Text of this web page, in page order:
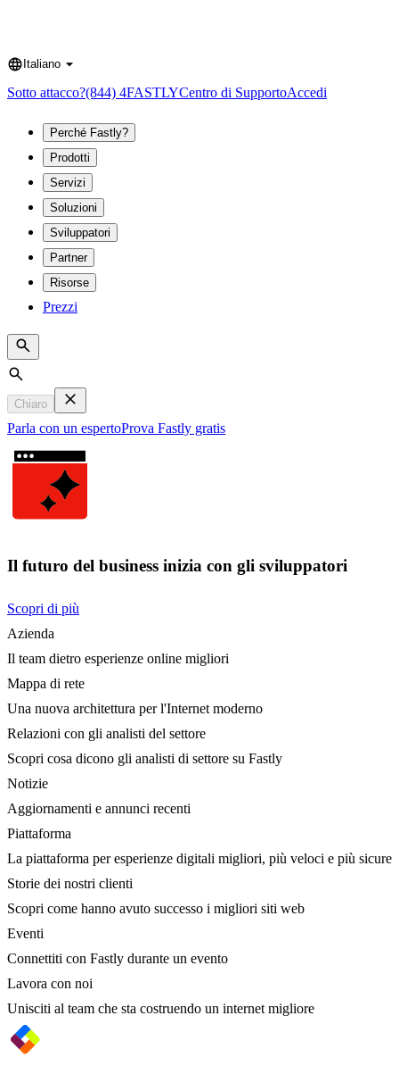
Language
Italiano
Sotto attacco?(844) 4FASTLYCentro di SupportoAccedi
Perché Fastly?
Prodotti
Servizi
Soluzioni
Sviluppatori
Partner
Risorse
Prezzi
Search
Chiaro
Parla con un espertoProva Fastly gratis
Il futuro del business inizia con gli sviluppatori
Scopri di più
Azienda
Il team dietro esperienze online migliori
Mappa di rete
Una nuova architettura per l'Internet moderno
Relazioni con gli analisti del settore
Scopri cosa dicono gli analisti di settore su Fastly
Notizie
Aggiornamenti e annunci recenti
Piattaforma
La piattaforma per esperienze digitali migliori, più veloci e più sicure
Storie dei nostri clienti
Scopri come hanno avuto successo i migliori siti web
Eventi
Connettiti con Fastly durante un evento
Lavora con noi
Unisciti al team che sta costruendo un internet migliore